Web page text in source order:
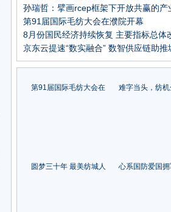
分领域上市公司
孙瑞哲：擘画rcep框架下开放共赢的产
景
第91届国际毛纺大会在濮院开幕
8月份国民经济持续恢复 主要指标总体
京东云提速“数实融合” 数智供应链助推
字经济发展
第91届国际毛纺大会在
难字当头，纺机
圆梦三十年 最美纺城人
心系国防爱国